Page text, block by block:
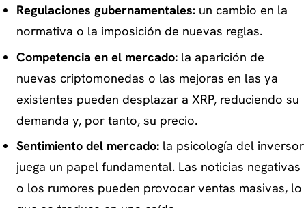
Regulaciones gubernamentales:un cambio en la
normativa o la imposición de nuevas reglas.
Competencia en el mercado:la aparición de
nuevas criptomonedas o las mejoras en las ya
existentes pueden desplazar a XRP, reduciendo su
demanda y, por tanto, su precio.
Sentimiento del mercado:la psicología del inversor
juega un papel fundamental. Las noticias negativas
o los rumores pueden provocar ventas masivas, lo